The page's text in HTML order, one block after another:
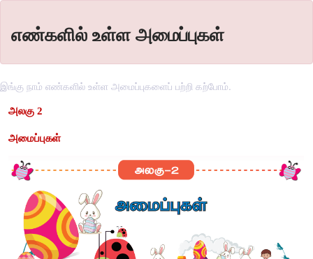
எண்களில் உள்ள அமைப்புகள்
இங்கு நாம் எண்களில் உள்ள அமைப்புகளைப் பற்றி கற்போம்.
அலகு 2
அமைப்புகள்